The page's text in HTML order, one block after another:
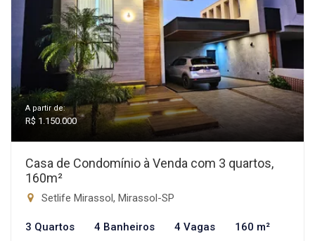
A partir de:
R$ 1.150.000
Casa de Condomínio à Venda com 3 quartos,
160m²
Setlife Mirassol, Mirassol-SP
3 Quartos 4 Banheiros 4 Vagas 160 m²